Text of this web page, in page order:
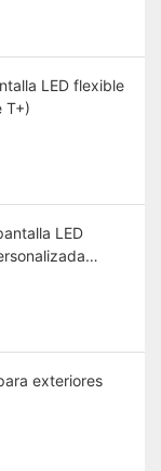
LED flexible
T+)
LED
exteriores